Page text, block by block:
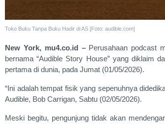
Toko Buku Tanpa Buku Hadir di AS [Foto: audible.com]
New York, mu4.co.id –Perusahaan podcast
bernama “Audible Story House” yang diklaim
pertama di dunia, pada Jumat (01/05/2026).
“Ini adalah tempat fisik yang sepenuhnya
Audible, Bob Carrigan, Sabtu (02/05/2026).
Meski begitu, pengunjung tidak akan